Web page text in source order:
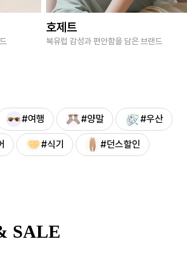
호제트
북유럽 감성과 편안함을 담은 브랜드
#여행 #양말 #우산
#식기 #던스할인
SALE